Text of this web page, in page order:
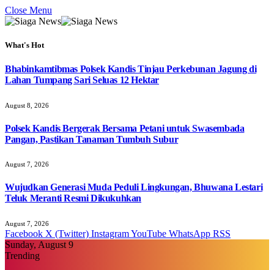
Close Menu
What's Hot
Bhabinkamtibmas Polsek Kandis Tinjau Perkebunan Jagung di
Lahan Tumpang Sari Seluas 12 Hektar
August 8, 2026
Polsek Kandis Bergerak Bersama Petani untuk Swasembada
Pangan, Pastikan Tanaman Tumbuh Subur
August 7, 2026
Wujudkan Generasi Muda Peduli Lingkungan, Bhuwana Lestari
Teluk Meranti Resmi Dikukuhkan
August 7, 2026
Facebook X (Twitter) InstagramYouTube WhatsApp RSS
Sunday, August 9
Trending